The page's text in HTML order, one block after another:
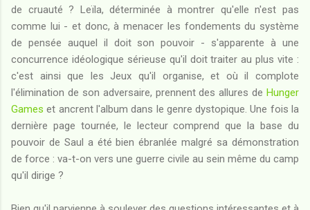
de cruauté ? Leïla, déterminée à montrer qu'elle n'est pas
comme lui - et donc, à menacer les fondements du système
de pensée auquel il doit son pouvoir - s'apparente à une
concurrence idéologique sérieuse qu'il doit traiter au plus vite :
c'est ainsi que les Jeux qu'il organise, et où il complote
l'élimination de son adversaire, prennent des allures de Hunger
Games et ancrent l'album dans le genre dystopique. Une fois la
dernière page tournée, le lecteur comprend que la base du
pouvoir de Saul a été bien ébranlée malgré sa démonstration
de force : va-t-on vers une guerre civile au sein même du camp
qu'il dirige ?